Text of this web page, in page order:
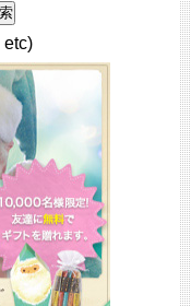
etc)